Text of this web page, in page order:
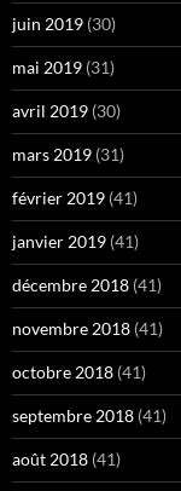
juin 2019 (30)
mai 2019 (31)
avril 2019 (30)
mars 2019 (31)
février 2019 (41)
janvier 2019 (41)
décembre 2018 (41)
novembre 2018 (41)
octobre 2018 (41)
septembre 2018 (41)
août 2018 (41)